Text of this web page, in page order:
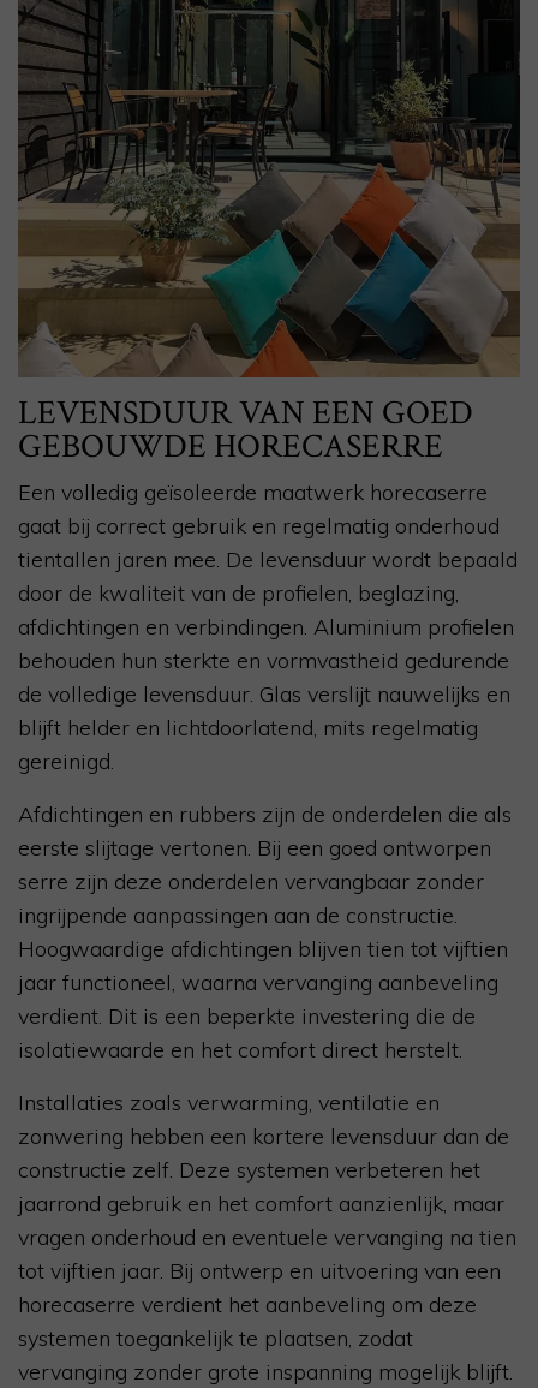
LEVENSDUUR VAN EEN GOED
GEBOUWDE HORECASERRE
Een volledig geïsoleerde maatwerk horecaserre
gaat bij correct gebruik en regelmatig onderhoud
tientallen jaren mee. De levensduur wordt bepaald
door de kwaliteit van de profielen, beglazing,
afdichtingen en verbindingen. Aluminium profielen
behouden hun sterkte en vormvastheid gedurende
de volledige levensduur. Glas verslijt nauwelijks en
blijft helder en lichtdoorlatend, mits regelmatig
gereinigd.
Afdichtingen en rubbers zijn de onderdelen die als
eerste slijtage vertonen. Bij een goed ontworpen
serre zijn deze onderdelen vervangbaar zonder
ingrijpende aanpassingen aan de constructie.
Hoogwaardige afdichtingen blijven tien tot vijftien
jaar functioneel, waarna vervanging aanbeveling
verdient. Dit is een beperkte investering die de
isolatiewaarde en het comfort direct herstelt.
Installaties zoals verwarming, ventilatie en
zonwering hebben een kortere levensduur dan de
constructie zelf. Deze systemen verbeteren het
jaarrond gebruik en het comfort aanzienlijk, maar
vragen onderhoud en eventuele vervanging na tien
tot vijftien jaar. Bij ontwerp en uitvoering van een
horecaserre verdient het aanbeveling om deze
systemen toegankelijk te plaatsen, zodat
vervanging zonder grote inspanning mogelijk blijft.